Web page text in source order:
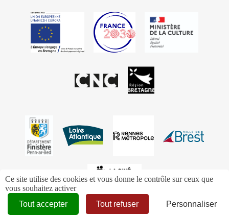
Ce site utilise des cookies et vous donne le contrôle sur ceux que
vous souhaitez activer
Tout accepter
Tout refuser Personnaliser